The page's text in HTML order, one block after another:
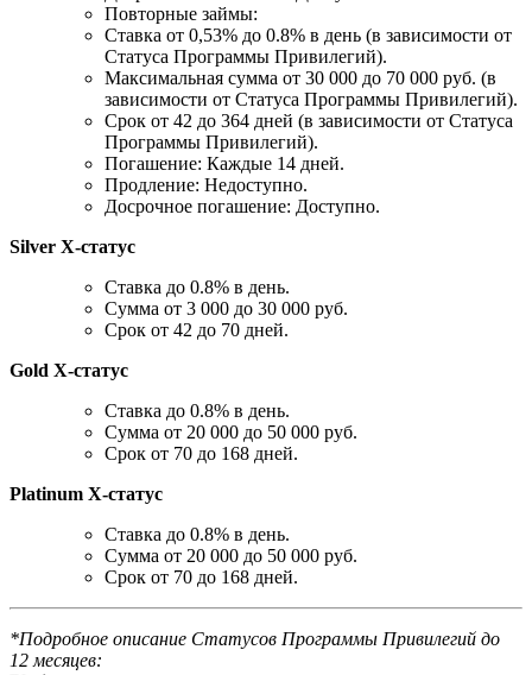
Повторные займы:
Ставка от 0,53% до 0.8% в день (в зависимости от
Статуса Программы Привилегий).
Максимальная сумма от 30 000 до 70 000 руб. (в
зависимости от Статуса Программы Привилегий).
Срок от 42 до 364 дней (в зависимости от Статуса
Программы Привилегий).
Погашение: Каждые 14 дней.
Продление: Недоступно.
Досрочное погашение: Доступно.
Silver Х-статус
Ставка до 0.8% в день.
Сумма от 3 000 до 30 000 руб.
Срок от 42 до 70 дней.
Gold Х-статус
Ставка до 0.8% в день.
Сумма от 20 000 до 50 000 руб.
Срок от 70 до 168 дней.
Platinum Х-статус
Ставка до 0.8% в день.
Сумма от 20 000 до 50 000 руб.
Срок от 70 до 168 дней.
*Подробное описание Статусов Программы Привилегий до
12 месяцев: